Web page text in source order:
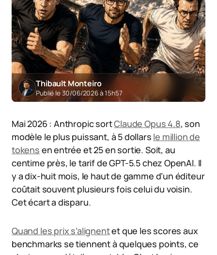
Thibault Monteiro
Publié le 30/06/2026 à 15h57
Mai 2026 : Anthropic sortClaude Opus 4.8, son
modèle le plus puissant, à 5 dollars le million de
tokens en entrée et 25 en sortie. Soit, au
centime près, le tarif de GPT-5.5 chez OpenAI. Il
y a dix-huit mois, le haut de gamme d’un éditeur
coûtait souvent plusieurs fois celui du voisin.
Cet écart a disparu.
Quand les prix s’alignentet que les scores aux
benchmarks se tiennent à quelques points, ce